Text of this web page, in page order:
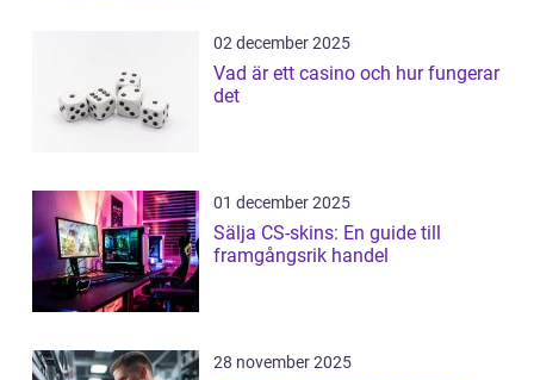
02 december 2025
Vad är ett casino och hur fungerar
det
01 december 2025
Sälja CS-skins: En guide till
framgångsrik handel
28 november 2025